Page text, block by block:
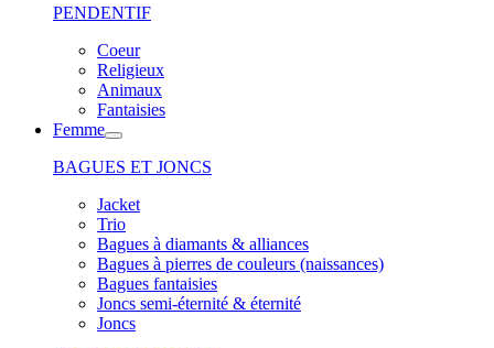
PENDENTIF
Coeur
Religieux
Animaux
Fantaisies
Femme
BAGUES ET JONCS
Jacket
Trio
Bagues à diamants & alliances
Bagues à pierres de couleurs (naissances)
Bagues fantaisies
Joncs semi-éternité & éternité
Joncs